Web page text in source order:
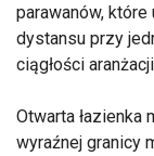
parawanów,
dystansu przy
ciągłości
Otwarta łazienka
wyraźnej granicy